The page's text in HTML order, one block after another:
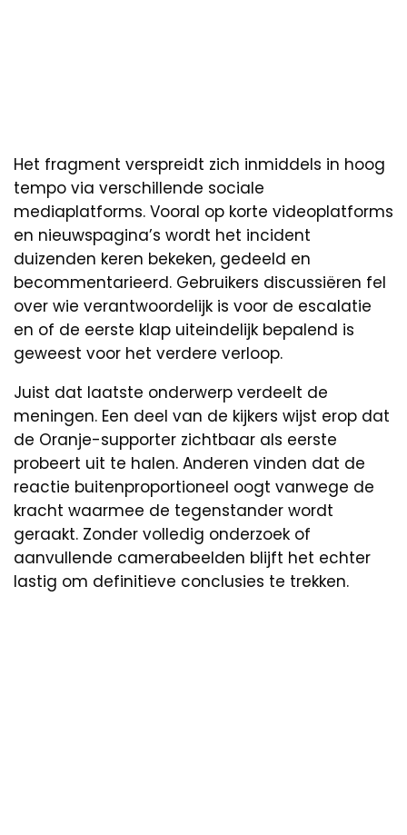
Het fragment verspreidt zich inmiddels in hoog
tempo via verschillende sociale
mediaplatforms. Vooral op korte videoplatforms
en nieuwspagina’s wordt het incident
duizenden keren bekeken, gedeeld en
becommentarieerd. Gebruikers discussiëren fel
over wie verantwoordelijk is voor de escalatie
en of de eerste klap uiteindelijk bepalend is
geweest voor het verdere verloop.
Juist dat laatste onderwerp verdeelt de
meningen. Een deel van de kijkers wijst erop dat
de Oranje-supporter zichtbaar als eerste
probeert uit te halen. Anderen vinden dat de
reactie buitenproportioneel oogt vanwege de
kracht waarmee de tegenstander wordt
geraakt. Zonder volledig onderzoek of
aanvullende camerabeelden blijft het echter
lastig om definitieve conclusies te trekken.